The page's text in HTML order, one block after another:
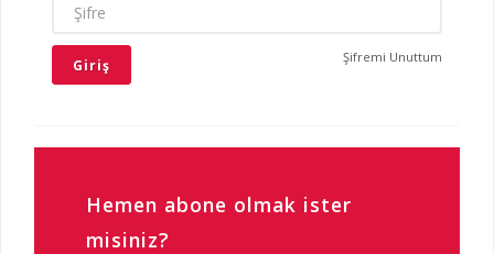
ŞIFRE
Şifremi Unuttum
Hemen abone olmak ister
misiniz?